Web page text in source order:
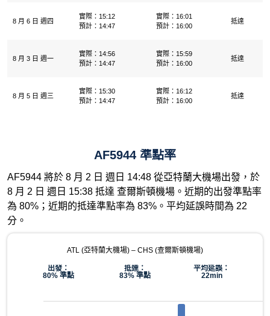
8 月 6 日 週四
實際：15:12
預計：14:47
實際：16:01
預計：16:00
抵達
8 月 3 日 週一
實際：14:56
預計：14:47
實際：15:59
預計：16:00
抵達
8 月 5 日 週三
實際：15:30
預計：14:47
實際：16:12
預計：16:00
抵達
AF5944 準點率
AF5944 將於 8 月 2 日 週日 14:48 從亞特蘭大機場出發，於
8 月 2 日 週日 15:38 抵達 查爾斯頓機場。近期的出發準點率
為 80%；近期的抵達準點率為 83%。平均延誤時間為 22
分。
ATL (亞特蘭大機場) – CHS (查爾斯頓機場)
出發：
80% 準點
抵達：
83% 準點
平均延誤：
22min